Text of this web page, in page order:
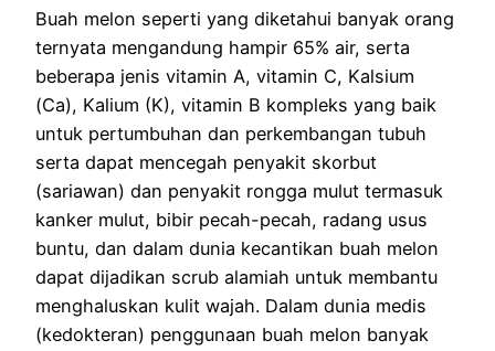
Buah melon seperti yang diketahui banyak orang
ternyata mengandung hampir 65% air, serta
beberapa jenis vitamin A, vitamin C, Kalsium
(Ca), Kalium (K), vitamin B kompleks yang baik
untuk pertumbuhan dan perkembangan tubuh
serta dapat mencegah penyakit skorbut
(sariawan) dan penyakit rongga mulut termasuk
kanker mulut, bibir pecah-pecah, radang usus
buntu, dan dalam dunia kecantikan buah melon
dapat dijadikan scrub alamiah untuk membantu
menghaluskan kulit wajah. Dalam dunia medis
(kedokteran) penggunaan buah melon banyak